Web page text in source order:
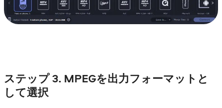
ステップ 3. MPEGを出力フォーマットと
して選択